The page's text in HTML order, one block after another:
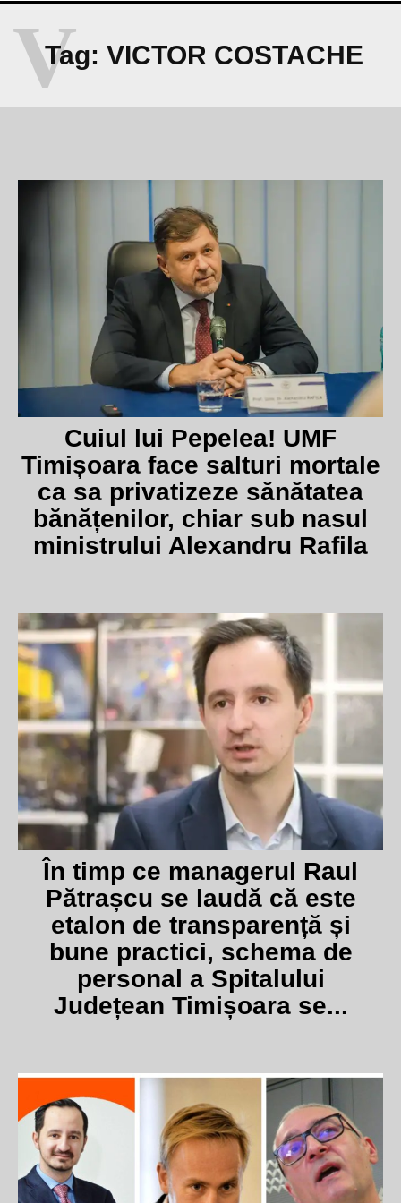
Tag: VICTOR COSTACHE
V
Cuiul lui Pepelea! UMF
Timișoara face salturi mortale
ca sa privatizeze sănătatea
bănățenilor, chiar sub nasul
ministrului Alexandru Rafila
În timp ce managerul Raul
Pătrașcu se laudă că este
etalon de transparență și
bune practici, schema de
personal a Spitalului
Județean Timișoara se...